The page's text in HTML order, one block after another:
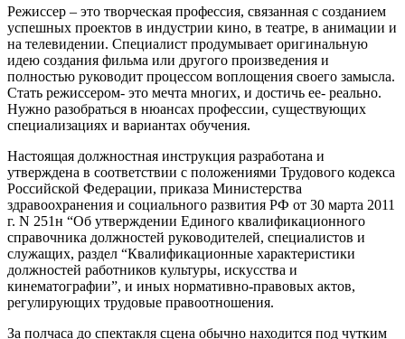
Режиссер – это творческая профессия, связанная с созданием
успешных проектов в индустрии кино, в театре, в анимации и
на телевидении. Специалист продумывает оригинальную
идею создания фильма или другого произведения и
полностью руководит процессом воплощения своего замысла.
Стать режиссером- это мечта многих, и достичь ее- реально.
Нужно разобраться в нюансах профессии, существующих
специализациях и вариантах обучения.
Настоящая должностная инструкция разработана и
утверждена в соответствии с положениями Трудового кодекса
Российской Федерации, приказа Министерства
здравоохранения и социального развития РФ от 30 марта 2011
г. N 251н “Об утверждении Единого квалификационного
справочника должностей руководителей, специалистов и
служащих, раздел “Квалификационные характеристики
должностей работников культуры, искусства и
кинематографии”, и иных нормативно-правовых актов,
регулирующих трудовые правоотношения.
За полчаса до спектакля сцена обычно находится под чутким